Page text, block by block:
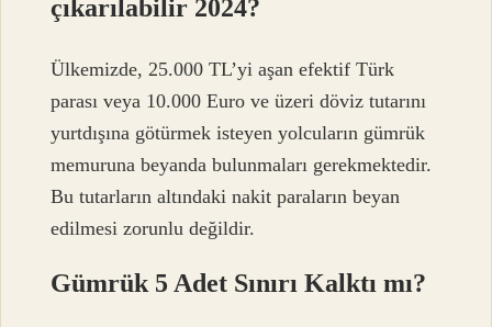
çıkarılabilir 2024?
Ülkemizde, 25.000 TL’yi aşan efektif Türk
parası veya 10.000 Euro ve üzeri döviz tutarını
yurtdışına götürmek isteyen yolcuların gümrük
memuruna beyanda bulunmaları gerekmektedir.
Bu tutarların altındaki nakit paraların beyan
edilmesi zorunlu değildir.
Gümrük 5 Adet Sınırı Kalktı mı?